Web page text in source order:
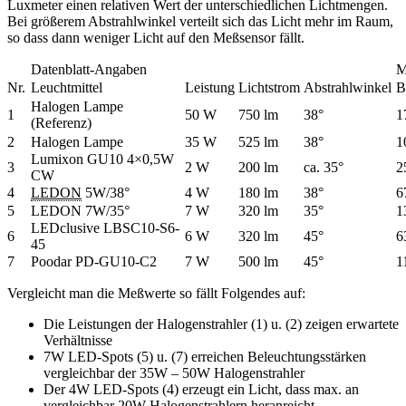
Luxmeter einen relativen Wert der unterschiedlichen Lichtmengen.
Bei größerem Abstrahlwinkel verteilt sich das Licht mehr im Raum,
so dass dann weniger Licht auf den Meßsensor fällt.
Datenblatt-Angaben
Nr. Leuchtmittel Leistung Lichtstrom Abstrahlwinkel
1
Halogen Lampe
(Referenz)
50 W 750 lm 38°
2
Halogen Lampe 35 W 525 lm 38°
3
Lumixon GU10 4×0,5W
CW
2 W 200 lm ca. 35°
4
LEDON 5W/38° 4 W 180 lm 38°
5
LEDON 7W/35° 7 W 320 lm 35°
6
LEDclusive LBSC10-S6-
45
6 W 320 lm 45°
7
Poodar PD-GU10-C2 7 W 500 lm 45°
Vergleicht man die Meßwerte so fällt Folgendes auf:
Die Leistungen der Halogenstrahler (1) u. (2) zeigen erwartete
Verhältnisse
7W LED-Spots (5) u. (7) erreichen Beleuchtungsstärken
vergleichbar der 35W – 50W Halogenstrahler
Der 4W LED-Spots (4) erzeugt ein Licht, dass max. an